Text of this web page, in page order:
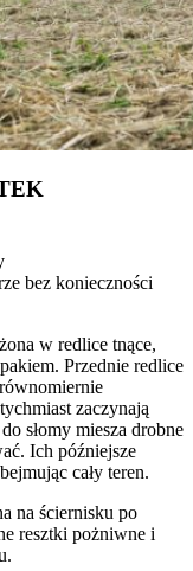
bez konieczności
w redlice tnące,
Przednie redlice
zaczynają
słomy miesza drobne
Ich późniejsze
cały teren.
na ściernisku po
resztki pożniwne i